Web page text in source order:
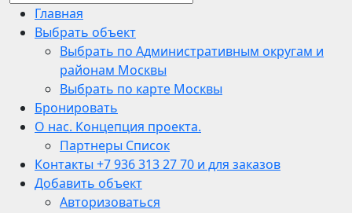
Главная
Выбрать объект
Выбрать по Административным округам и
районам Москвы
Выбрать по карте Москвы
Бронировать
О нас. Концепция проекта.
Партнеры Список
Контакты +7 936 313 27 70 и для заказов
Добавить объект
Авторизоваться